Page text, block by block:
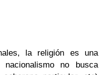
la religión es una
no busca